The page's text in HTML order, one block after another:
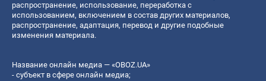
распространение, использование, переработка с
использованием, включением в состав других материалов,
распространение, адаптация, перевод и другие подобные
изменения материала.
Название онлайн медиа — «OBOZ.UA»
- субъект в сфере онлайн медиа;